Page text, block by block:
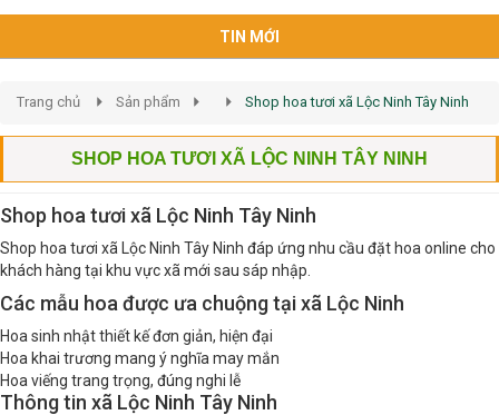
TIN MỚI
Trang chủ Sản phẩm Shop hoa tươi xã Lộc Ninh Tây Ninh
SHOP HOA TƯƠI XÃ LỘC NINH TÂY NINH
Shop hoa tươi xã Lộc Ninh Tây Ninh
Shop hoa tươi xã Lộc Ninh Tây Ninh đáp ứng nhu cầu đặt hoa online cho
khách hàng tại khu vực xã mới sau sáp nhập.
Các mẫu hoa được ưa chuộng tại xã Lộc Ninh
Hoa sinh nhật thiết kế đơn giản, hiện đại
Hoa khai trương mang ý nghĩa may mắn
Hoa viếng trang trọng, đúng nghi lễ
Thông tin xã Lộc Ninh Tây Ninh